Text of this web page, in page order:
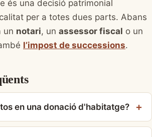
és una decisió patrimonial
per a totes dues parts. Abans
un notari, un assessor fiscal o un
l’impost de successions.
en una donació d'habitatge?